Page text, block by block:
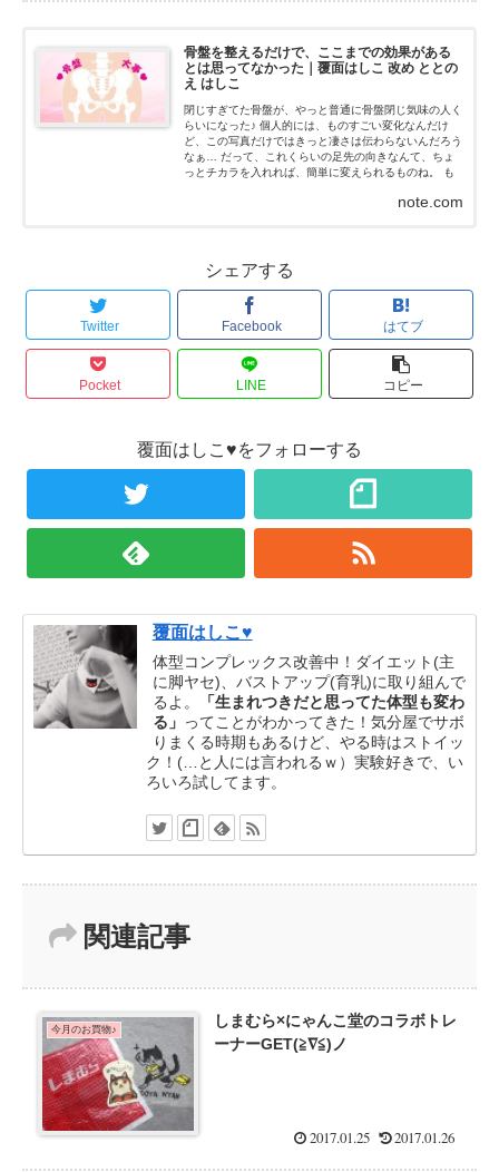
骨盤を整えるだけで、ここまでの効果がある
とは思ってなかった｜覆面はしこ 改め ととの
え はしこ
閉じすぎてた骨盤が、やっと普通に骨盤閉じ気味の人く
らいになった♪ 個人的には、ものすごい変化なんだけ
ど、この写真だけではきっと凄さは伝わらないんだろう
なぁ… だって、これくらいの足先の向きなんて、ちょ
っとチカラを入れれば、簡単に変えられるものね。 も
note.com
シェアする
Twitter Facebook はてブ
Pocket LINE コピー
覆面はしこ♥をフォローする
覆面はしこ♥
体型コンプレックス改善中！ダイエット(主
に脚ヤセ)、バストアップ(育乳)に取り組んで
るよ。
「生まれつきだと思ってた体型も変わ
る」 ってことがわかってきた！気分屋でサボ
りまくる時期もあるけど、やる時はストイッ
ク！(…と人には言われるｗ）実験好きで、い
ろいろ試してます。
関連記事
今月のお買物♪
しまむら×にゃんこ堂のコラボトレ
ーナーGET(≧∇≦)ノ
2017.01.25 2017.01.26